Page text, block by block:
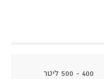
400 - 500 ליטר